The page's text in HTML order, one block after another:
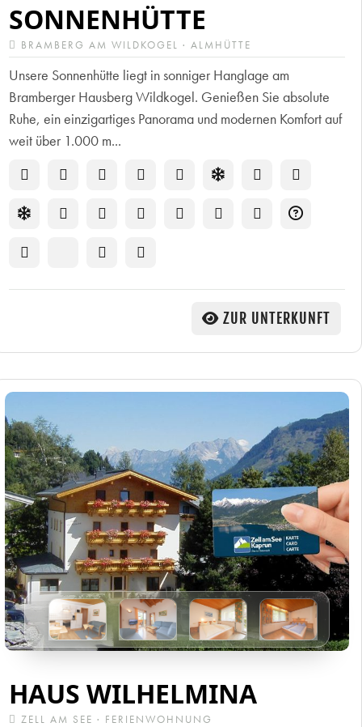
SONNENHÜTTE
BRAMBERG AM WILDKOGEL · ALMHÜTTE
Unsere Sonnenhütte liegt in sonniger Hanglage am
Bramberger Hausberg Wildkogel. Genießen Sie absolute
Ruhe, ein einzigartiges Panorama und modernen Komfort auf
weit über 1.000 m...
ZUR UNTERKUNFT
HAUS WILHELMINA
ZELL AM SEE · FERIENWOHNUNG